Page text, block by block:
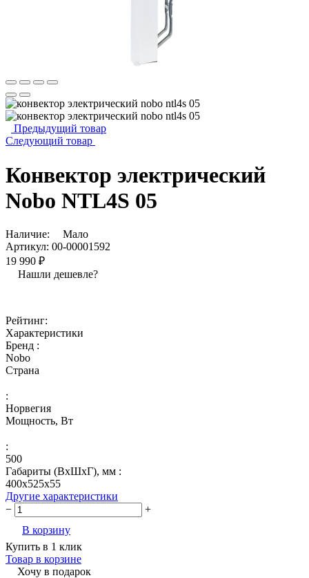
Предыдущий товар
Следующий товар
Конвектор электрический
Nobo NTL4S 05
Наличие:
Мало
Артикул: 00-00001592
19 990 ₽
Нашли дешевле?
Рейтинг:
Характеристики
Бренд :
Nobo
Страна
:
Норвегия
Мощность, Вт
:
500
Габариты (ВхШхГ), мм :
400x525x55
Другие характеристики
−
+
В корзину
Купить в 1 клик
Товар в корзине
Хочу в подарок